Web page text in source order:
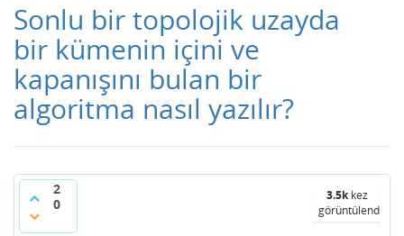
Sonlu bir topolojik uzayda
bir kümenin içini ve
kapanışını bulan bir
algoritma nasıl yazılır?
2
0
3.5kkez
görüntülendi